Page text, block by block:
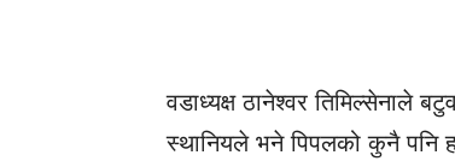
वडाध्यक्ष ठानेश्वर तिमिल्सेनाले
स्थानियले भने पिपलको कुनै पनि